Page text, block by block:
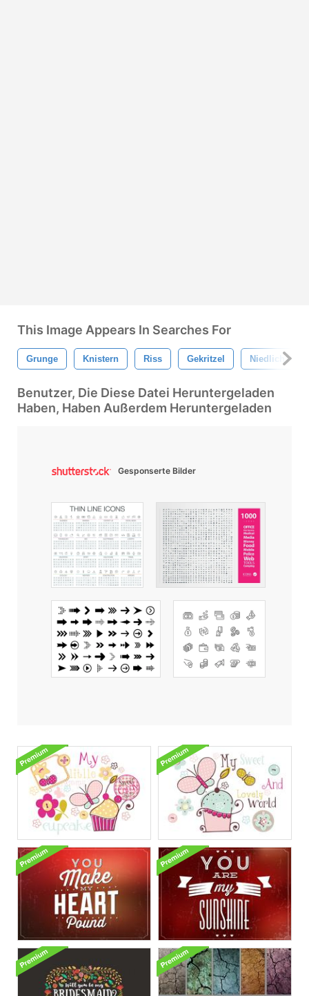
This Image Appears In Searches For
Grunge Knistern Riss Gekritzel Niedlich
Benutzer, Die Diese Datei Heruntergeladen
Haben, Haben Außerdem Heruntergeladen
Gesponserte Bilder